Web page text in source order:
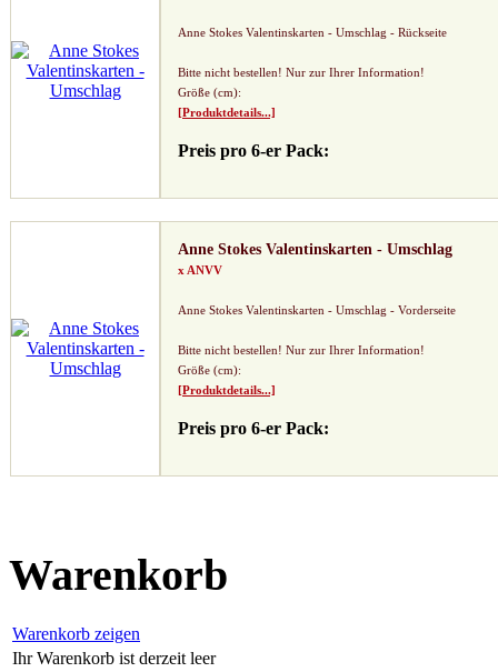
Anne Stokes Valentinskarten - Umschlag - Rückseite
Bitte nicht bestellen! Nur zur Ihrer Information!
Größe (cm):
[Produktdetails...]
Preis pro 6-er Pack:
Anne Stokes Valentinskarten - Umschlag
x ANVV
Anne Stokes Valentinskarten - Umschlag - Vorderseite
Bitte nicht bestellen! Nur zur Ihrer Information!
Größe (cm):
[Produktdetails...]
Preis pro 6-er Pack:
Warenkorb
Warenkorb zeigen
Ihr Warenkorb ist derzeit leer